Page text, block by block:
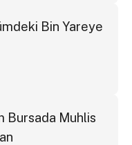
Bin Yareye
Bursada Muhlis